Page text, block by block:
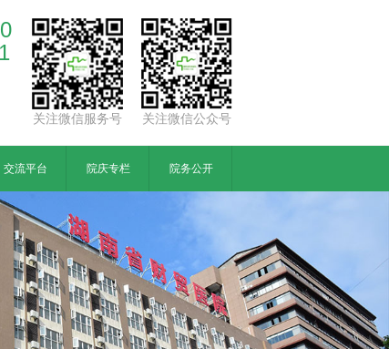
关注微信服务号 关注微信公众号
交流平台 院庆专栏 院务公开